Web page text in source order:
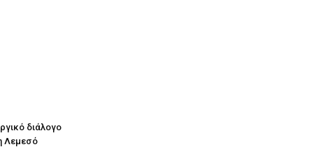
διάλογο
Λεμεσό